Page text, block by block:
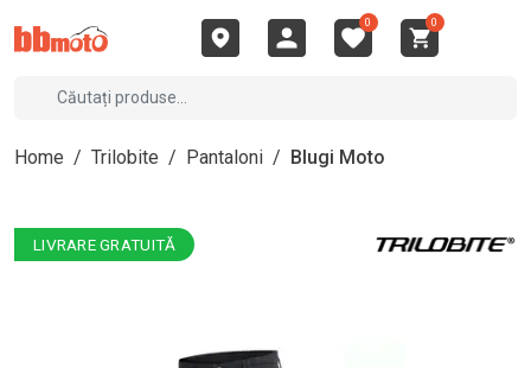
0 0
Home / Trilobite / Pantaloni / Blugi Moto
LIVRARE GRATUITĂ